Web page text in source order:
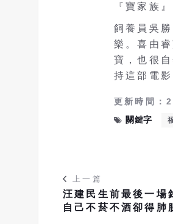
『寶家族』
飼養員吳
樂。喜由
寶，也很
持這部電影
更新時間
關鍵字
上一篇
汪建民生前最後一場
自己不菸不酒卻得肺